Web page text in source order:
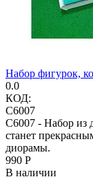
Набор фигурок,
0.0
КОД:
C6007
С6007 - Набор из
станет
диорамы.
‍990‍ Р
В наличии